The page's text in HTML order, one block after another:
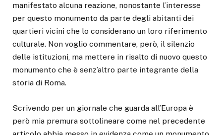
manifestato alcuna reazione, nonostante l’interesse
per questo monumento da parte degli abitanti dei
quartieri vicini che lo considerano un loro riferimento
culturale. Non voglio commentare, però, il silenzio
delle istituzioni, ma mettere in risalto di nuovo questo
monumento che è senz’altro parte integrante della
storia di Roma.
Scrivendo per un giornale che guarda all’Europa è
però mia premura sottolineare come nel precedente